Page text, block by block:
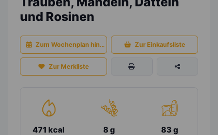
und Rosinen
Zum Wochenplan hinzufügen Zur Einkaufsliste
Zur Merkliste
471 kcal 8 g 83 g